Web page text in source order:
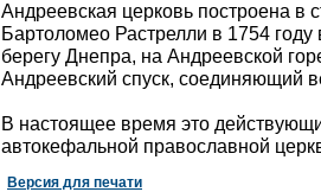
Андреевская церковь построена в
Бартоломео Растрелли в 1754
берегу Днепра, на Андреевской
Андреевский спуск, соединяющий
В настоящее время это
автокефальной православной
Версия для печати